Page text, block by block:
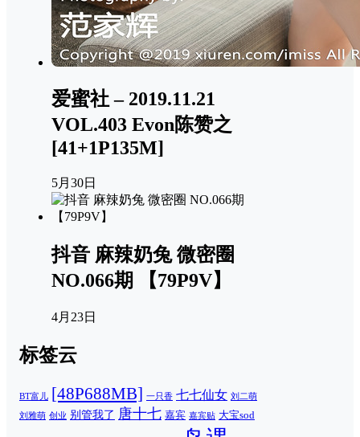
爱蜜社 – 2019.11.21
VOL.403 Evon陈赞之
[41+1P135M]
5月30日
抖音 麻辣奶兔 微密圈
NO.066期 【79P9V】
4月23日
标签云
BT富儿 [48P688MB] 一只香 七七仙女 刘二萌
刘雅萌 创业 别管我了 唐十七 嘉宾 嘉宾贴 大宝sod